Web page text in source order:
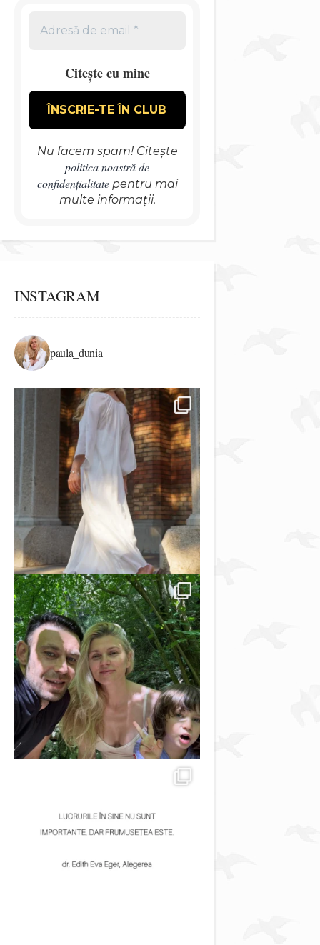
Citește cu mine
Nu facem spam! Citește
politica noastră de
confidențialitatepentru mai
multe informații.
INSTAGRAM
paula_dunia